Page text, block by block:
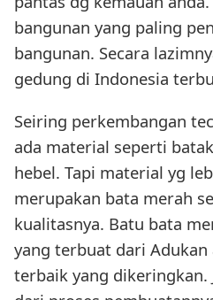
bangunan yang paling
bangunan. Secara
gedung di Indonesia
Seiring perkembangan
ada material seperti
hebel. Tapi material yg
merupakan bata merah
kualitasnya. Batu bata
yang terbuat dari
terbaik yang